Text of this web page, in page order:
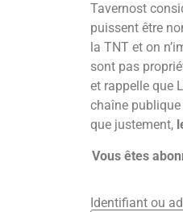
Tavernost
puissent être
la TNT et on
sont pas
et rappelle que
chaîne
que justement,
Vous êtes
Identifiant ou